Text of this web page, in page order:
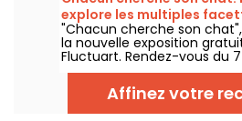
singulier de Leandro Erlich,
installations qui brouillent
notre perception dans
explore les multiples
Fluctuart - nos photos
"Chacun cherche son
la nouvelle exposition
Fluctuart. Rendez-vous du
2026 pour admirer les
d'artistes issus de l’art
l'occasion, Madame,
Wenna explorent les
Affinez votre